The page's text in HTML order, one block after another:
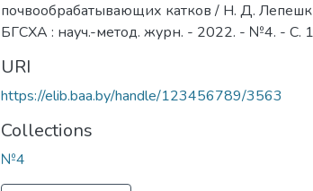
почвообрабатывающих катков / Н. Д.
БГСХА : науч.-метод. журн. - 2022. - №4. - С.
URI
https://elib.baa.by/handle/123456789/3563
Collections
№4